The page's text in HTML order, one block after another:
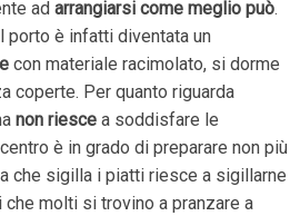
ad arrangiarsi come meglio può.
porto è infatti diventata un
con materiale racimolato, si dorme
coperte. Per quanto riguarda
non riesce a soddisfare le
è in grado di preparare non più
che sigilla i piatti riesce a sigillarne
che molti si trovino a pranzare a